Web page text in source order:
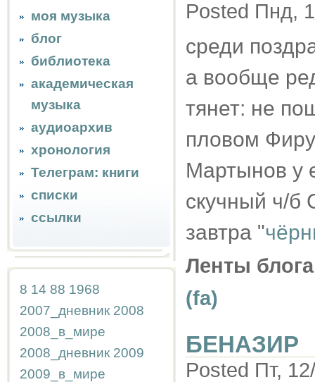
моя музыка
блог
библиотека
академическая
музыка
аудиоархив
хронология
Телеграм: книги
списки
ссылки
8 14 88 1968
2007_дневник 2008
2008_в_мире
2008_дневник 2009
2009_в_мире
Posted Пнд,
среди
а вообще
тянет: не
пловом
Мартынов у
скучный ч/б
завтра "
Ленты
(fa)
БЕНАЗИР
Posted Пт,